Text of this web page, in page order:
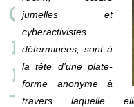
jumelles et
cyberactivistes
déterminées, sont à
la tête d’une plate-
forme anonyme à
travers laquelle